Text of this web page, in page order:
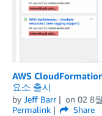
AWS
요소 출시
by Jeff Barr on 02 8
Permalink
Share